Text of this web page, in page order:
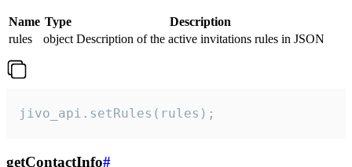
Name Type
Description
rules
object Description of the active invitations rules in JSON
jivo_api.setRules(rules);
getContactInfo#